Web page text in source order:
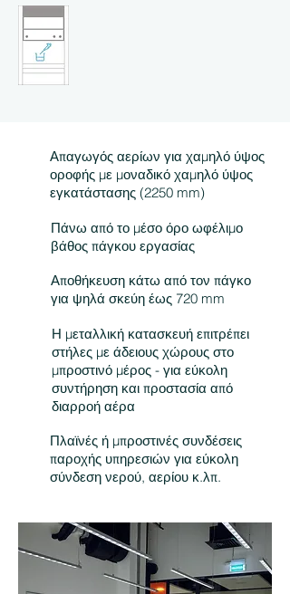
Απαγωγός αερίων για χαμηλό ύψος
οροφής με μοναδικό χαμηλό ύψος
εγκατάστασης (2250 mm)
Πάνω από το μέσο όρο ωφέλιμο
βάθος πάγκου εργασίας
Αποθήκευση κάτω από τον πάγκο
για ψηλά σκεύη έως 720 mm
Η μεταλλική κατασκευή επιτρέπει
στήλες με άδειους χώρους στο
μπροστινό μέρος - για εύκολη
συντήρηση και προστασία από
διαρροή αέρα
Πλαϊνές ή μπροστινές συνδέσεις
παροχής υπηρεσιών για εύκολη
σύνδεση νερού, αερίου κ.λπ.